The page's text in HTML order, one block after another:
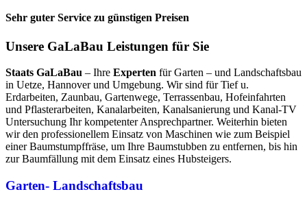
Sehr guter Service zu günstigen Preisen
Unsere GaLaBau Leistungen für Sie
Staats GaLaBau – Ihre Experten für Garten – und Landschaftsbau
in Uetze, Hannover und Umgebung. Wir sind für Tief u.
Erdarbeiten, Zaunbau, Gartenwege, Terrassenbau, Hofeinfahrten
und Pflasterarbeiten, Kanalarbeiten, Kanalsanierung und Kanal-TV
Untersuchung Ihr kompetenter Ansprechpartner. Weiterhin bieten
wir den professionellem Einsatz von Maschinen wie zum Beispiel
einer Baumstumpffräse, um Ihre Baumstubben zu entfernen, bis hin
zur Baumfällung mit dem Einsatz eines Hubsteigers.
Garten- Landschaftsbau